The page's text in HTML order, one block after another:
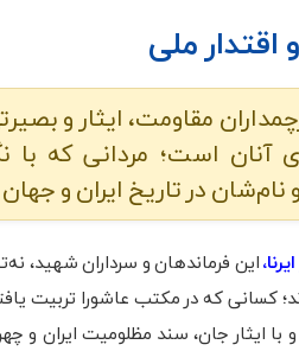
ملی
مقاومت، ایثار و
آنان است؛ مردانی که با
در تاریخ ایران و
این فرماندهان و سرداران شهید،
کسانی که در مکتب عاشورا تربیت
با ایثار جان، سند مظلومیت ایران و